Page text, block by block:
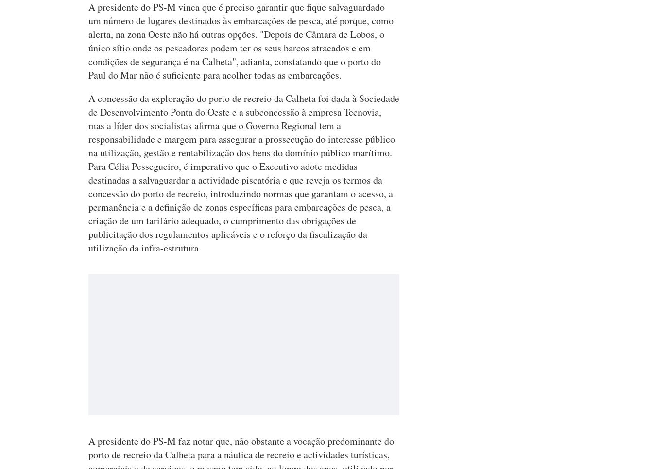
A presidente do PS-M vinca que é preciso garantir que fique salvaguardado
um número de lugares destinados às embarcações de pesca, até porque, como
alerta, na zona Oeste não há outras opções. "Depois de Câmara de Lobos, o
único sítio onde os pescadores podem ter os seus barcos atracados e em
condições de segurança é na Calheta", adianta, constatando que o porto do
Paul do Mar não é suficiente para acolher todas as embarcações.
A concessão da exploração do porto de recreio da Calheta foi dada à Sociedade
de Desenvolvimento Ponta do Oeste e a subconcessão à empresa Tecnovia,
mas a líder dos socialistas afirma que o Governo Regional tem a
responsabilidade e margem para assegurar a prossecução do interesse público
na utilização, gestão e rentabilização dos bens do domínio público marítimo.
Para Célia Pessegueiro, é imperativo que o Executivo adote medidas
destinadas a salvaguardar a actividade piscatória e que reveja os termos da
concessão do porto de recreio, introduzindo normas que garantam o acesso, a
permanência e a definição de zonas específicas para embarcações de pesca, a
criação de um tarifário adequado, o cumprimento das obrigações de
publicitação dos regulamentos aplicáveis e o reforço da fiscalização da
utilização da infra-estrutura.
A presidente do PS-M faz notar que, não obstante a vocação predominante do
porto de recreio da Calheta para a náutica de recreio e actividades turísticas,